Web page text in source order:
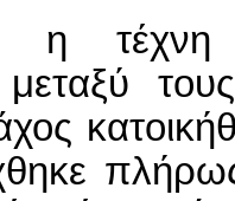
τέχνη
μεταξύ